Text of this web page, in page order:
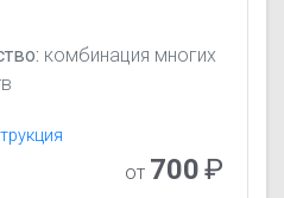
комбинация многих
от 700₽